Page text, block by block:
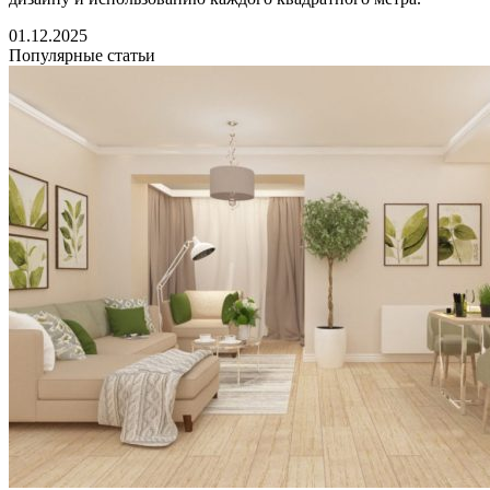
01.12.2025
Популярные статьи